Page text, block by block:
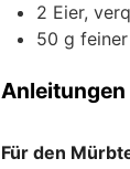
2 Eier,
50 g
Anleitungen
Für den